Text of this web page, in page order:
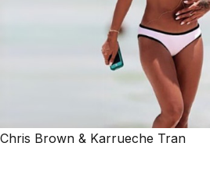
Chris Brown & Karrueche Tran